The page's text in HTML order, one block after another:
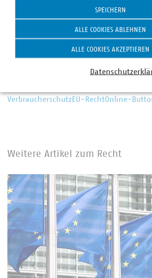
+49 30 58580-132
seifert(at)vku(dot)de
VerbraucherschutzEU-RechtOnline-
Weitere Artikel zum Recht
SPEICHERN
ALLE COOKIES ABLEHNEN
ALLE COOKIES AKZEPTIEREN